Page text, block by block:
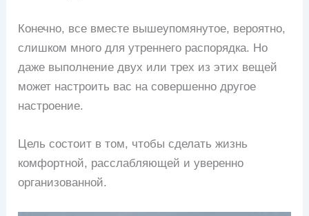
Конечно, все вместе вышеупомянутое, вероятно,
слишком много для утреннего распорядка. Но
даже выполнение двух или трех из этих вещей
может настроить вас на совершенно другое
настроение.
Цель состоит в том, чтобы сделать жизнь
комфортной, расслабляющей и уверенно
организованной.